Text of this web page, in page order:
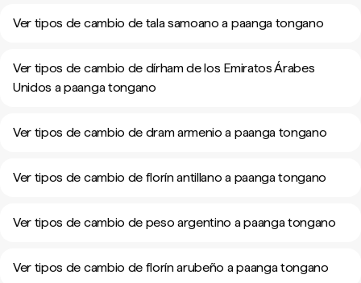
Ver tipos de cambio de tala samoano a paanga tongano
Ver tipos de cambio de dírham de los Emiratos Árabes
Unidos a paanga tongano
Ver tipos de cambio de dram armenio a paanga tongano
Ver tipos de cambio de florín antillano a paanga tongano
Ver tipos de cambio de peso argentino a paanga tongano
Ver tipos de cambio de florín arubeño a paanga tongano